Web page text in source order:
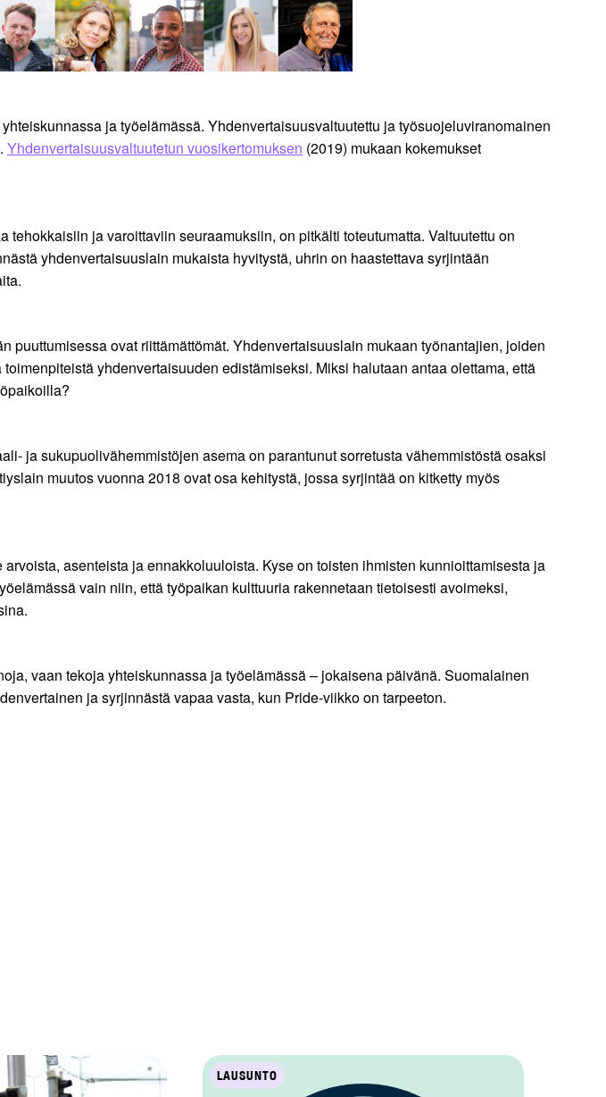
ja työelämässä. Yhdenvertaisuusvaltuutettu ja työsuojeluviranomainen
Yhdenvertaisuusvaltuutetun vuosikertomuksen (2019) mukaan kokemukset
tehokkaisiin ja varoittaviin seuraamuksiin, on pitkälti toteutumatta. Valtuutettu on
yhdenvertaisuuslain mukaista hyvitystä, uhrin on haastettava syrjintään
ovat riittämättömät. Yhdenvertaisuuslain mukaan työnantajien, joiden
yhdenvertaisuuden edistämiseksi. Miksi halutaan antaa olettama, että
ja sukupuolivähemmistöjen asema on parantunut sorretusta vähemmistöstä osaksi
muutos vuonna 2018 ovat osa kehitystä, jossa syrjintää on kitketty myös
asenteista ja ennakkoluuloista. Kyse on toisten ihmisten kunnioittamisesta ja
vain niin, että työpaikan kulttuuria rakennetaan tietoisesti avoimeksi,
vaan tekoja yhteiskunnassa ja työelämässä – jokaisena päivänä. Suomalainen
ja syrjinnästä vapaa vasta, kun Pride-viikko on tarpeeton.
LAUSUNTO